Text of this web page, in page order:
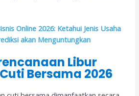
Online 2026: Ketahui Jenis Usaha
akan Menguntungkan
Libur
Bersama 2026